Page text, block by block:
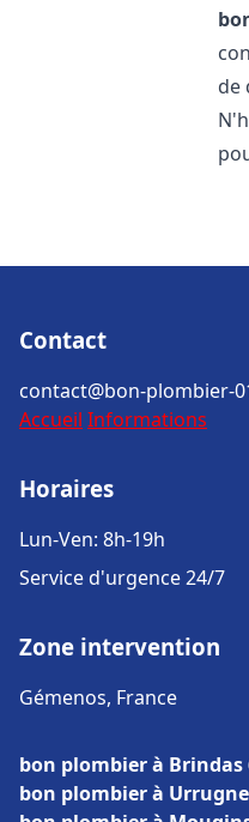
de
Contact
contact@bon-plombier-
Accueil Informations
Horaires
Lun-Ven: 8h-19h
Service d'urgence 24/7
Zone intervention
Gémenos, France
bon plombier à Brindas
bon plombier à Urrugne